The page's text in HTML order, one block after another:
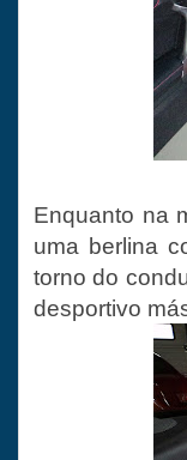
Enquanto na
uma berlina
torno do
desportivo